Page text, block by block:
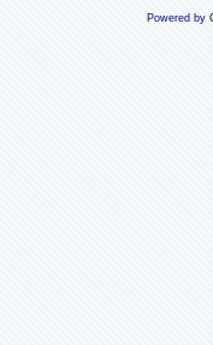
Powered by